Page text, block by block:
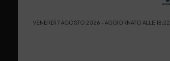
VENERDÌ 7 AGOSTO 2026 - AGGIORNATO ALLE 18:22